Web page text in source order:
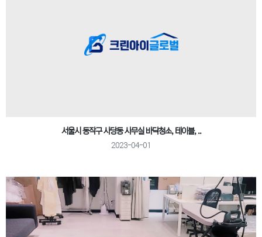
서울시 동작구 사당동 사무실 바닥청소, 테이블, ..
2023-04-01